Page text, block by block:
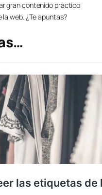
gran contenido práctico
web. ¿Te apuntas?